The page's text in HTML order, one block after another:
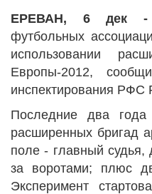
ЕРЕВАН, 6 дек -
футбольных
использовании
Европы-2012,
инспектирования РФС
Последние два года
расширенных бригад
поле - главный
за воротами; плюс
Эксперимент